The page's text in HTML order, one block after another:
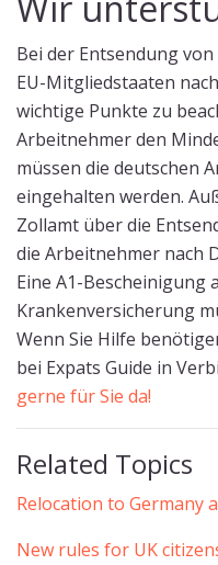
Bei der Entsendung
EU-Mitgliedstaaten
wichtige Punkte zu
Arbeitnehmer den
müssen die deutschen
eingehalten werden.
Zollamt über die
die Arbeitnehmer nach
Eine A1-Bescheinigung
Krankenversicherung
Wenn Sie Hilfe
bei Expats Guide in
gerne für Sie da!
Related Topics
Relocation to Germany
New rules for UK